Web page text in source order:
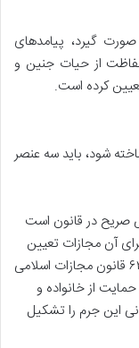
گیرد، پیامدهای
از حیات جنین و
کرده است.
شود، باید سه عنصر
صریح در قانون است
آن مجازات تعیین
نماید. در قوانین ایران، مواد ۶۲۲، ۶۲۳ و ۶۲۴ قانون مجازات اسلامی
همچنین ماده ۶۱ قانون حمایت از خانواده و
عنصر قانونی این جرم را تشکیل